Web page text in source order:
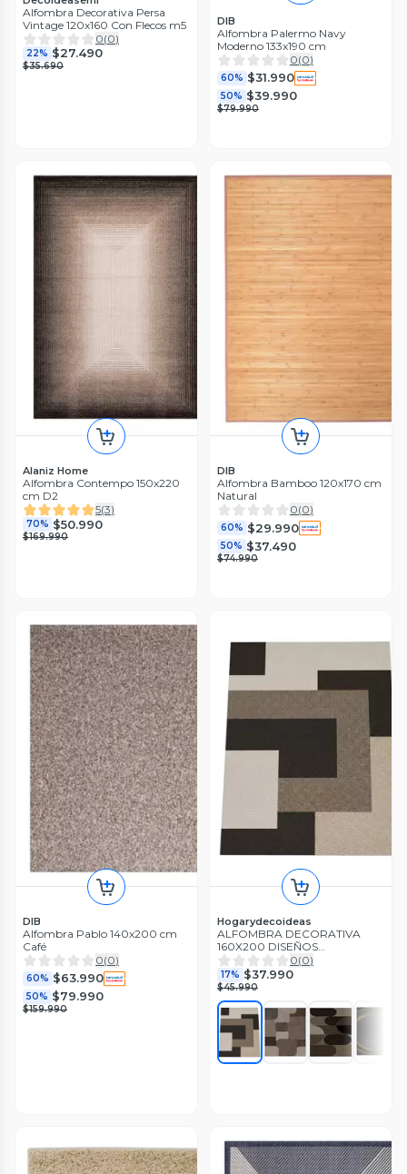
Alfombra Decorativa Persa
Vintage 120x160 Con Flecos m5
0(0)
22% $27.490
$35.690
DIB
Alfombra Palermo Navy
Moderno 133x190 cm
0(0)
60% $31.990
50% $39.990
$79.990
Alaniz Home
Alfombra Contempo 150x220
cm D2
5(3)
70% $50.990
$169.990
DIB
Alfombra Bamboo 120x170 cm
Natural
0(0)
60% $29.990
50% $37.490
$74.990
DIB
Alfombra Pablo 140x200 cm
Café
0(0)
60% $63.990
50% $79.990
$159.990
Hogarydecoideas
ALFOMBRA DECORATIVA
160X200 DISEÑOS
ELEGANTES, MODERNOS
JUVENILES WYM
0(0)
17% $37.990
$45.990